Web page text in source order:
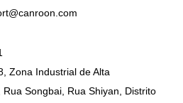
Zona Industrial de Alta
Songbai, Rua Shiyan, Distrito